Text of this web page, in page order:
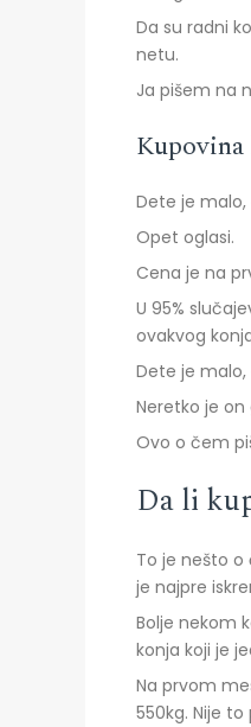
Da su radni
netu.
Ja pišem na
Dete je malo,
Opet oglasi.
Cena je na
U 95%
ovakvog
Dete je
Neretko je
Ovo o čem
Da li
To je nešto
je najpre
Bolje nekom
konja koji je
Na prvom
550kg. Nije